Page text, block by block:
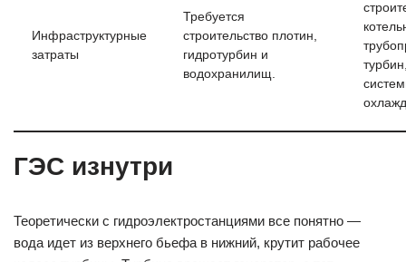
Инфраструктурные
затраты
Требуется
строительство плотин,
гидротурбин и
водохранилищ.
ГЭС изнутри
Теоретически с гидроэлектростанциями все понятно —
вода идет из верхнего бьефа в нижний, крутит рабочее